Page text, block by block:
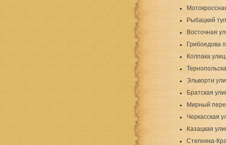
Рыбацкий
Восточная
Грибоедова
Колпака
Эльворти
Братская
Мирный
Черкасская
Казацкая
Степняка-